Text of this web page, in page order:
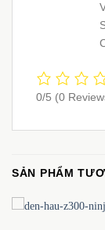
0/5 (0
SẢN PHẨM